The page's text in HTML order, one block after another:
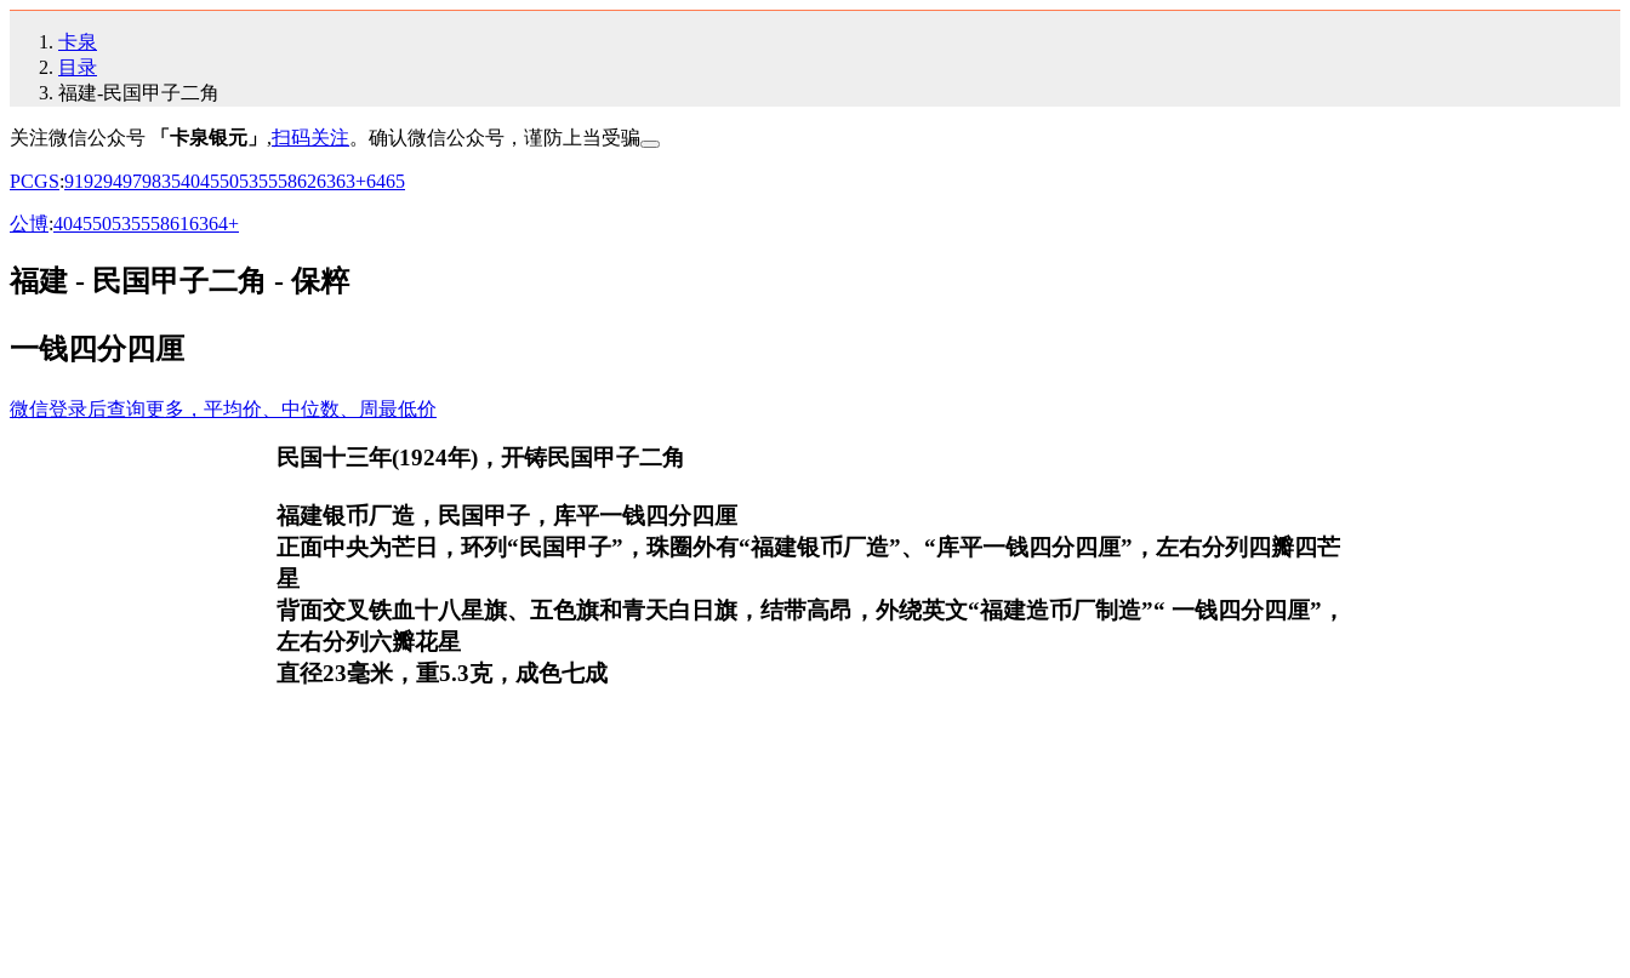
卡泉
目录
福建-民国甲子二角
关注微信公众号 「卡泉银元」 ,扫码关注。确认微信公众号，谨防上当受骗
PCGS:919294979835404550535558626363+6465
公博:404550535558616364+
福建 - 民国甲子二角 - 保粹
一钱四分四厘
微信登录后查询更多，平均价、中位数、周最低价
民国十三年(1924年)，开铸民国甲子二角
福建银币厂造，民国甲子，库平一钱四分四厘
正面中央为芒日，环列“民国甲子”，珠圈外有“福建银币厂造”、“库平一钱四分四厘”，左右分列四瓣四芒
星
背面交叉铁血十八星旗、五色旗和青天白日旗，结带高昂，外绕英文“福建造币厂制造”“ 一钱四分四厘”，
左右分列六瓣花星
直径23毫米，重5.3克，成色七成